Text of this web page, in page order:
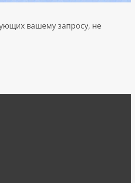
вашему запросу, не